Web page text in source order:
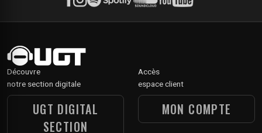
Découvre
notre section digitale
UGT DIGITAL
SECTION
Accès
espace client
MON COMPTE